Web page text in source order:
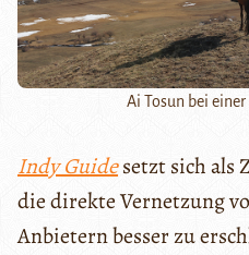
Ai Tosun bei
Indy Guidesetzt sich als
die direkte Vernetzung
Anbietern besser zu